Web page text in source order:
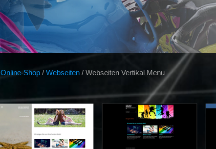
Online-Shop / Webseiten / Webseiten Vertikal Menu